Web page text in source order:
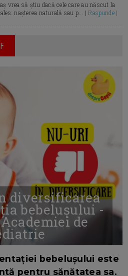
vrea să știu dacă cele care au născut la
nașterea naturală sau p... |Raspunde |
diversificarea
bebelușului -
de
bebelușului este
pentru sănătatea sa.